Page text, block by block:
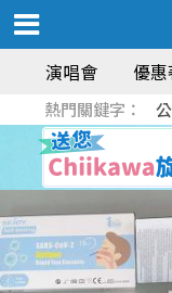
演唱會 優
熱門關鍵字：